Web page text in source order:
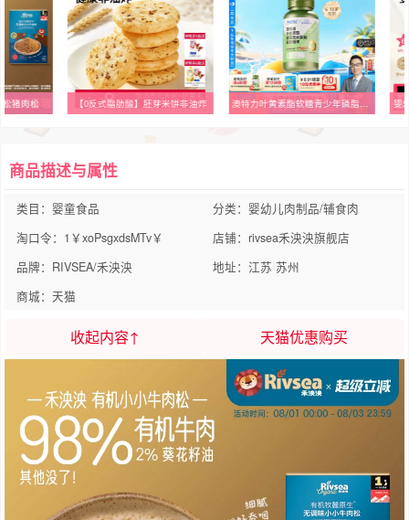
猪肉松 【0反式脂肪酸】胚芽米饼非油炸 婴
商品描述与属性
类目：婴童食品
分类：婴幼儿肉制品/辅食肉
淘口令：1￥xoPsgxdsMTv￥
店铺：rivsea禾泱泱旗舰店
品牌：RIVSEA/禾泱泱
地址：江苏 苏州
商城：天猫
收起内容↑ 天猫优惠购买